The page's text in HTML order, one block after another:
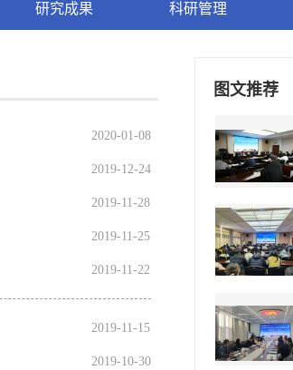
研究成果 科研管理
2020-01-08
2019-12-24
2019-11-28
2019-11-25
2019-11-22
2019-11-15
2019-10-30
图文推荐